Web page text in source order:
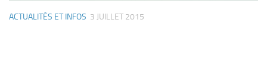
ACTUALITÉS ET INFOS 3 JUILLET 2015